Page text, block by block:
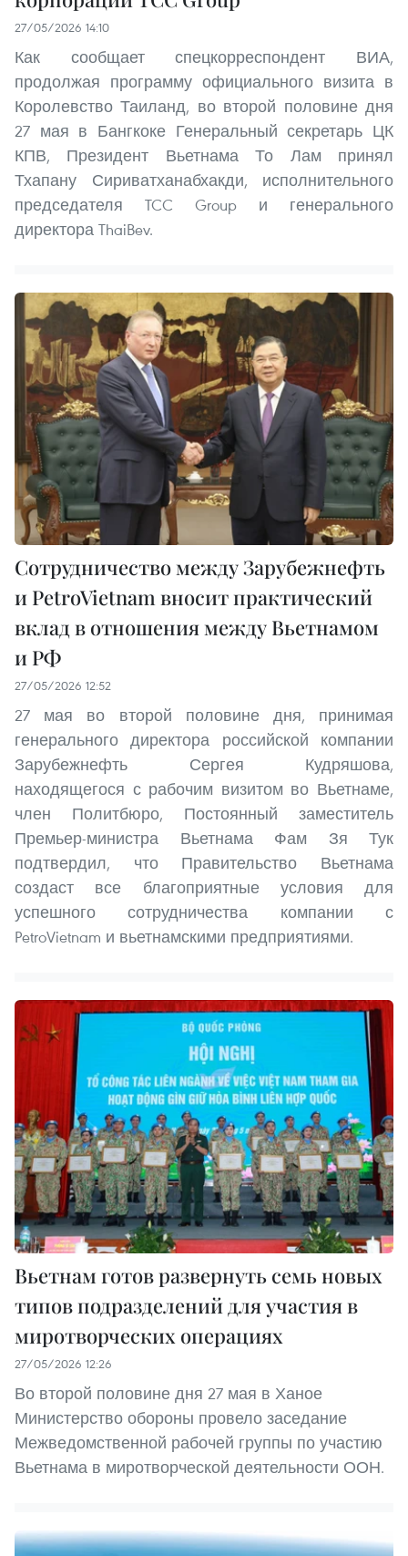
27/05/2026 14:10
Как сообщает спецкорреспондент ВИА,
продолжая программу официального визита в
Королевство Таиланд, во второй половине дня
27 мая в Бангкоке Генеральный секретарь ЦК
КПВ, Президент Вьетнама То Лам принял
Тхапану Сириватханабхакди, исполнительного
председателя TCC Group и генерального
директора ThaiBev.
Сотрудничество между Зарубежнефть
и PetroVietnam вносит практический
вклад в отношения между Вьетнамом
и РФ
27/05/2026 12:52
27 мая во второй половине дня, принимая
генерального директора российской компании
Зарубежнефть Сергея Кудряшова,
находящегося с рабочим визитом во Вьетнаме,
член Политбюро, Постоянный заместитель
Премьер-министра Вьетнама Фам Зя Тук
подтвердил, что Правительство Вьетнама
создаст все благоприятные условия для
успешного сотрудничества компании с
PetroVietnam и вьетнамскими предприятиями.
Вьетнам готов развернуть семь новых
типов подразделений для участия в
миротворческих операциях
27/05/2026 12:26
Во второй половине дня 27 мая в Ханое
Министерство обороны провело заседание
Межведомственной рабочей группы по участию
Вьетнама в миротворческой деятельности ООН.